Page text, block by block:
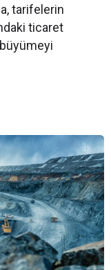
tarifelerin
ticaret
büyümeyi